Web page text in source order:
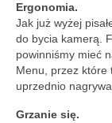
Ergonomia.
Jak już wyżej
do bycia kamerą.
powinniśmy mieć
Menu, przez które
uprzednio
Grzanie się.